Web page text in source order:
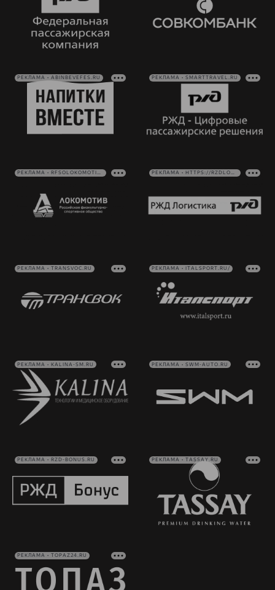
РЕКЛАМА • ABINBEVEFES.RU РЕКЛАМА • SMARTTRAVEL.RU
РЕКЛАМА • RFSOLOKOMOTIV.RU РЕКЛАМА • HTTPS://RZDLOG.RU/
РЕКЛАМА • TRANSVOC.RU РЕКЛАМА • ITALSPORT.RU/
РЕКЛАМА • KALINA-SM.RU РЕКЛАМА • SWM-AUTO.RU
РЕКЛАМА • RZD-BONUS.RU РЕКЛАМА • TASSAY.RU
РЕКЛАМА • TOPAZ24.RU